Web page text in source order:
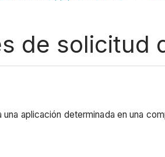
de solicitud
aplicación determinada en una